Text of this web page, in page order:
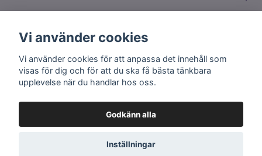
Sociala medier
© 2026 Happy Hobby
Vi använder cookies
Vi använder cookies för att anpassa det innehåll som
visas för dig och för att du ska få bästa tänkbara
upplevelse när du handlar hos oss.
Godkänn alla
Inställningar